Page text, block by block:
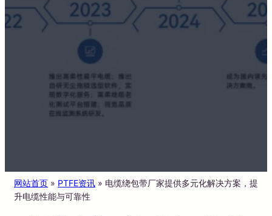
网站首页 » PTFE资讯 » 电缆绕包带厂家提供多元化解决方案，提
升电缆性能与可靠性